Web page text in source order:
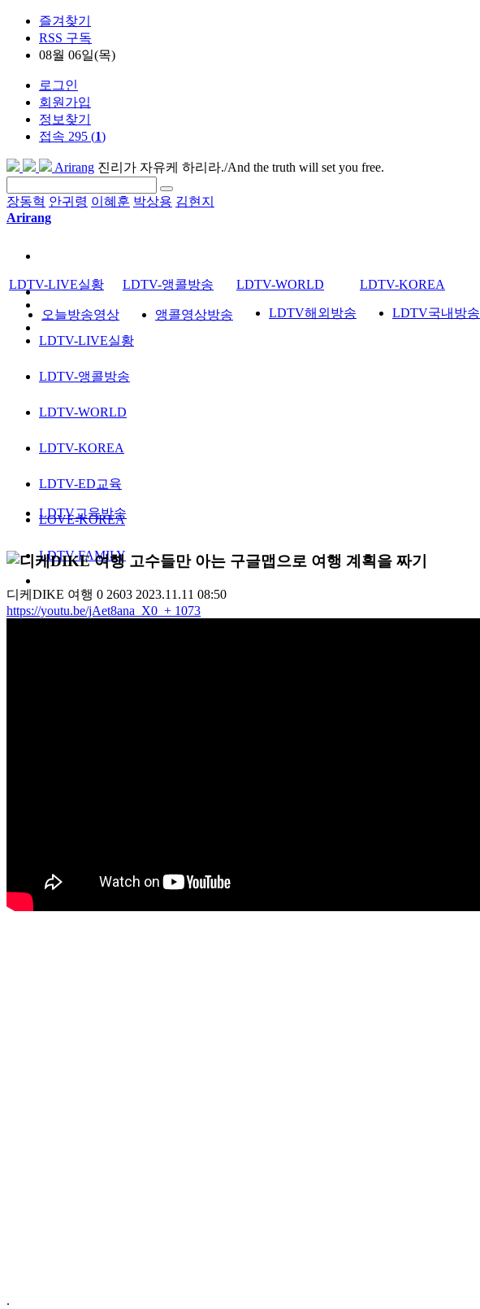
즐겨찾기
RSS 구독
08월 06일(목)
로그인
회원가입
정보찾기
접속 295 (1)
Arirang 진리가 자유케 하리라./And the truth will set you free.
장동혁 안귀령 이혜훈 박상용 김현지
Arirang
LDTV-LIVE실황
LDTV-앵콜방송
LDTV-WORLD
LDTV-KOREA
LDTV-ED교육
LOVE-KOREA
LDTV-FAMILY
LDTV-LIVE실황
오늘방송영상
LDTV-앵콜방송
앵콜영상방송
LDTV-WORLD
LDTV해외방송
LDTV-KOREA
LDTV국내방송
LDTV교육방송
여행 고수들만 아는 구글맵으로 여행 계획을 짜기
디케DIKE 여행 0 2603 2023.11.11 08:50
https://youtu.be/jAet8ana_X0 + 1073
.